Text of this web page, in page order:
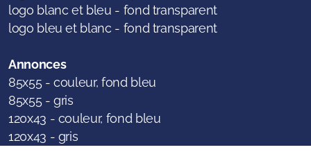
logo blanc et bleu - fond transparent
logo bleu et blanc - fond transparent
Annonces
85x55 - couleur, fond bleu
85x55 - gris
120x43 - couleur, fond bleu
120x43 - gris